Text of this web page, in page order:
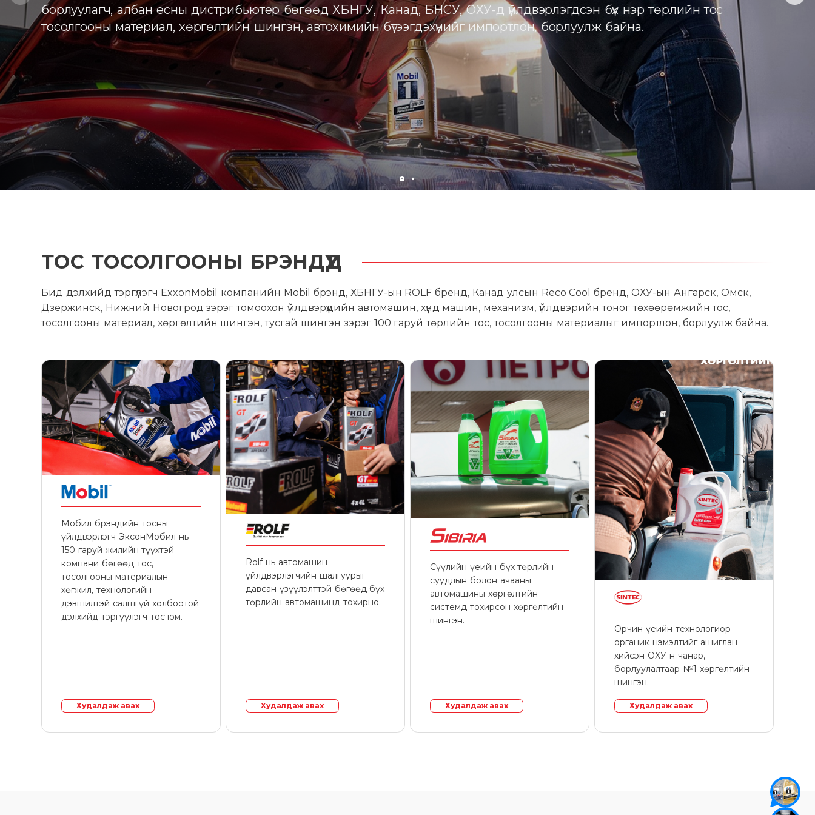
ТОС ТОСОЛГООНЫ БРЭНДҮҮД
Бид дэлхийд тэргүүлэгч ExxonMobil компанийн Mobil брэнд, ХБНГУ-ын ROLF бренд, Канад улсын Reco Cool бренд, ОХУ-ын Ангарск, Омск,
Дзержинск, Нижний Новогрод зэрэг томоохон үйлдвэрүүдийн автомашин, хүнд машин, механизм, үйлдвэрийн тоног төхөөрөмжийн тос,
тосолгооны материал, хөргөлтийн шингэн, тусгай шингэн зэрэг 100 гаруй төрлийн тос, тосолгооны материалыг импортлон, борлуулж байна.
Мобил брэндийн тосны
үйлдвэрлэгч ЭксонМобил нь
150 гаруй жилийн түүхтэй
компани бөгөөд тос,
тосолгооны материалын
хөгжил, технологийн
дэвшилтэй салшгүй холбоотой
дэлхийд тэргүүлэгч тос юм.
Худалдаж авах
Rolf нь автомашин
үйлдвэрлэгчийн шалгуурыг
давсан үзүүлэлттэй бөгөөд бүх
төрлийн автомашинд тохирно.
Худалдаж авах
Сүүлийн үеийн бүх төрлийн
суудлын болон ачааны
автомашины хөргөлтийн
системд тохирсон хөргөлтийн
шингэн.
Худалдаж авах
Орчин үеийн технологиор
органик нэмэлтийг ашиглан
хийсэн ОХУ-н чанар,
борлуулалтаар №1 хөргөлтийн
шингэн.
Худалдаж авах